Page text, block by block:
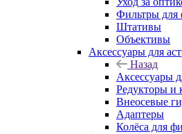
Фильтры для
Штативы
Объективы
Аксессуары для
Назад
Аксессуары
Редукторы и
Внеосевые
Адаптеры
Колёса для